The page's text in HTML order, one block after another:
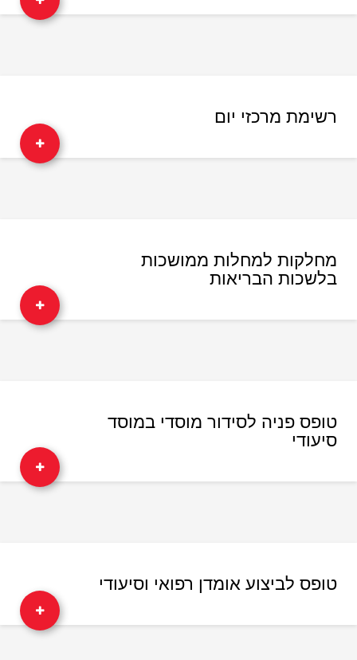
רשימת מרכזי יום
מחלקות למחלות ממושכות
בלשכות הבריאות
טופס פניה לסידור מוסדי במוסד
סיעודי
טופס לביצוע אומדן רפואי וסיעודי